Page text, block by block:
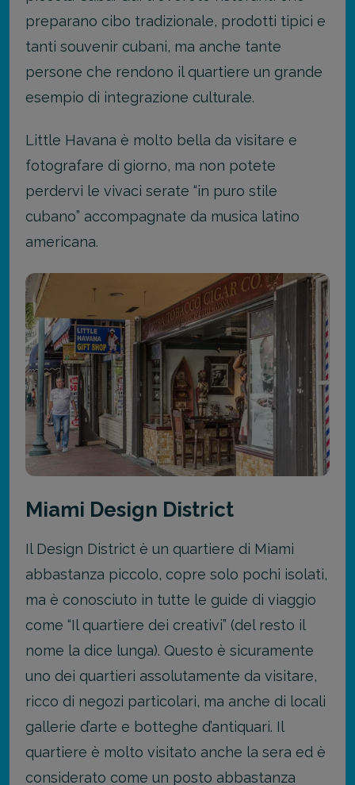
preparano cibo tradizionale, prodotti tipici e
tanti souvenir cubani, ma anche tante
persone che rendono il quartiere un grande
esempio di integrazione culturale.
Little Havana è molto bella da visitare e
fotografare di giorno, ma non potete
perdervi le vivaci serate “in puro stile
cubano” accompagnate da musica latino
americana.
Miami Design District
Il Design District è un quartiere di Miami
abbastanza piccolo, copre solo pochi isolati,
ma è conosciuto in tutte le guide di viaggio
come “Il quartiere dei creativi” (del resto il
nome la dice lunga). Questo è sicuramente
uno dei quartieri assolutamente da visitare,
ricco di negozi particolari, ma anche di locali
gallerie d’arte e botteghe d’antiquari. Il
quartiere è molto visitato anche la sera ed è
considerato come un posto abbastanza